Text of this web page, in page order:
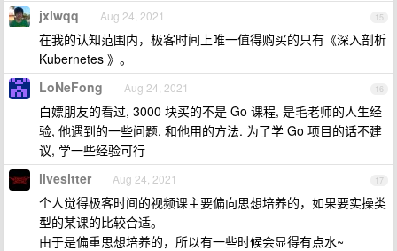
15
jxlwqq Aug 24, 2021
在我的认知范围内，极客时间上唯一值得购买的只有《深入剖析
Kubernetes 》。
16
LoNeFong Aug 24, 2021
白嫖朋友的看过, 3000 块买的不是 Go 课程, 是毛老师的人生经
验, 他遇到的一些问题, 和他用的方法. 为了学 Go 项目的话不建
议, 学一些经验可行
17
livesitter Aug 24, 2021
个人觉得极客时间的视频课主要偏向思想培养的，如果要实操类
型的某课的比较合适。
由于是偏重思想培养的，所以有一些时候会显得有点水~